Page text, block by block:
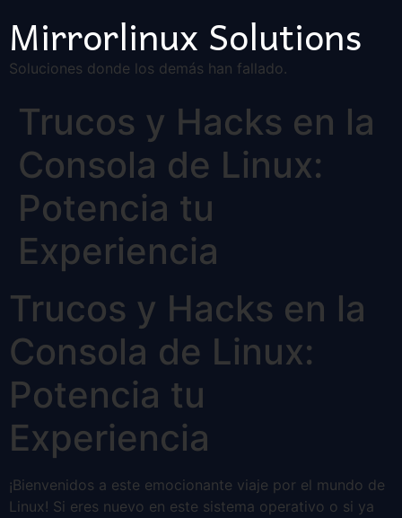
Mirrorlinux Solutions
Soluciones donde los demás han fallado.
Trucos y Hacks en la
Consola de Linux:
Potencia tu
Experiencia
Trucos y Hacks en la
Consola de Linux:
Potencia tu
Experiencia
¡Bienvenidos a este emocionante viaje por el mundo de
Linux! Si eres nuevo en este sistema operativo o si ya